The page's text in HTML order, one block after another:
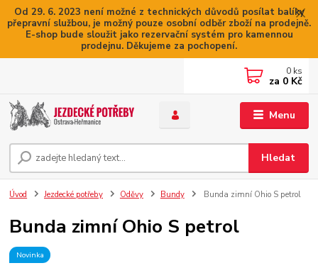
Od 29. 6. 2023 není možné z technických důvodů posílat balíky
přepravní službou, je možný pouze osobní odběr zboží na prodejně.
E-shop bude sloužit jako rezervační systém pro kamennou
prodejnu. Děkujeme za pochopení.
Menu
Hledat
0 ks
za 0 Kč
Úvod Jezdecké potřeby Oděvy Bundy Bunda zimní Ohio S petrol
Bunda zimní Ohio S petrol
Novinka